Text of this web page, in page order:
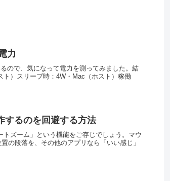
力
ので、気になって電力を測ってみました。結
）スリープ時：4W・Mac（ホスト）稼働
するのを回避する方法
ズーム」という機能をご存じでしょう。マウ
の段落を、その他のアプリなら「いい感じ」